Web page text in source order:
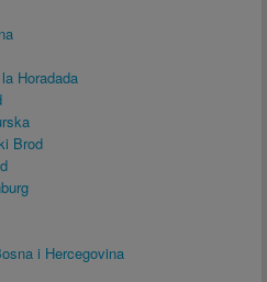
Horadada
Brod
i Hercegovina